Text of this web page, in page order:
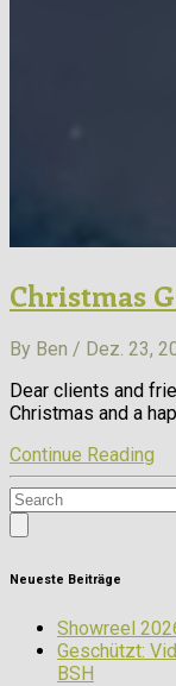
Christmas
By Ben / Dez. 23,
Dear clients and
Christmas and a
Continue Reading
Neueste Beiträge
Showreel
Geschützt:
BSH